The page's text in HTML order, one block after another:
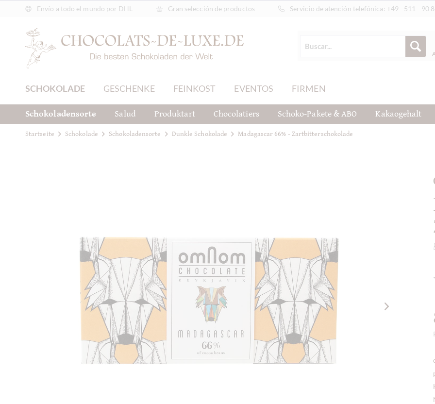
Envío a todo el mundo por DHL Gran selección de productos Servicio de atención telefónica: +49 - 511 - 90
SCHOKOLADE GESCHENKE FEINKOST EVENTOS FIRMEN
Schokoladensorte Salud Produktart Chocolatiers Schoko-Pakete & ABO Kakaogehalt
Startseite Schokolade Schokoladensorte Dunkle Schokolade Madagascar 66% - Zartbitterschokolade